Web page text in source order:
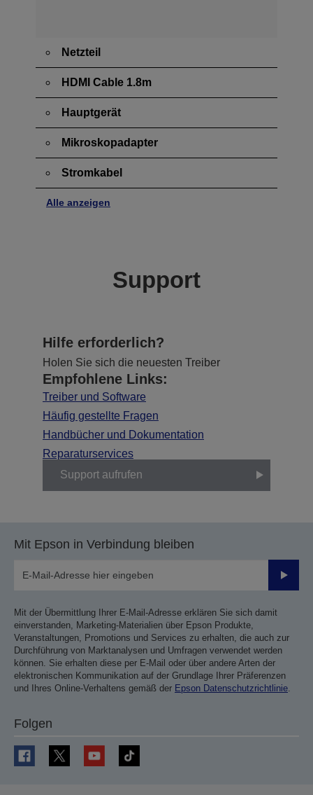
Netzteil
HDMI Cable 1.8m
Hauptgerät
Mikroskopadapter
Stromkabel
Alle anzeigen
Support
Hilfe erforderlich?
Holen Sie sich die neuesten Treiber
Empfohlene Links:
Treiber und Software
Häufig gestellte Fragen
Handbücher und Dokumentation
Reparaturservices
Support aufrufen
Mit Epson in Verbindung bleiben
Mit der Übermittlung Ihrer E-Mail-Adresse erklären Sie sich damit
einverstanden, Marketing-Materialien über Epson Produkte,
Veranstaltungen, Promotions und Services zu erhalten, die auch zur
Durchführung von Marktanalysen und Umfragen verwendet werden
können. Sie erhalten diese per E-Mail oder über andere Arten der
elektronischen Kommunikation auf der Grundlage Ihrer Präferenzen
und Ihres Online-Verhaltens gemäß der Epson Datenschutzrichtlinie
Folgen